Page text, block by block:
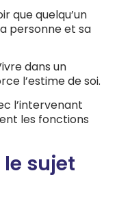
que quelqu’un
personne et sa
dans un
l’estime de soi.
l’intervenant
les fonctions
sujet